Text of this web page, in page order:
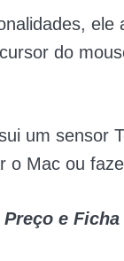
ele
do
um sensor
o Mac ou
Preço e